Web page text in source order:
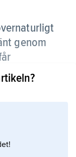
genom
dvs.
skånsk